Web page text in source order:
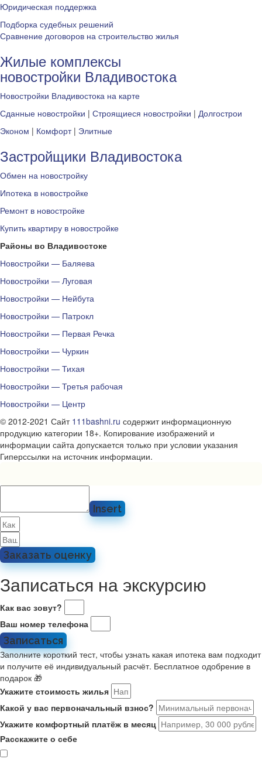
Юридическая поддержка
Подборка судебных решений
Сравнение договоров на строительство жилья
Жилые комплексы
новостройки Владивостока
Новостройки Владивостока на карте
Сданные новостройки | Строящиеся новостройки | Долгострои
Эконом | Комфорт| Элитные
Застройщики Владивостока
Обмен на новостройку
Ипотека в новостройке
Ремонт в новостройке
Купить квартиру в новостройке
Районы во Владивостоке
Новостройки — Баляева
Новостройки — Луговая
Новостройки — Нейбута
Новостройки — Патрокл
Новостройки — Первая Речка
Новостройки — Чуркин
Новостройки — Тихая
Новостройки — Третья рабочая
Новостройки — Центр
© 2012-2021 Сайт 111bashni.ru содержит информационную
продукцию категории 18+. Копирование изображений и
информации сайта допускается только при условии указания
Гиперссылки на источник информации.
Insert
Заказать оценку
Записаться на экскурсию
Как вас зовут?
Ваш номер телефона
Записаться
Заполните короткий тест, чтобы узнать какая ипотека вам подходит
и получите её индивидуальный расчёт. Бесплатное одобрение в
подарок 🎁
Укажите стоимость жилья
Какой у вас первоначальный взнос?
Укажите комфортный платёж в месяц
Расскажите о себе